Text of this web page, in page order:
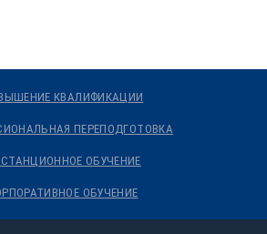
КВАЛИФИКАЦИИ
ПЕРЕПОДГОТОВКА
ОБУЧЕНИЕ
ОБУЧЕНИЕ